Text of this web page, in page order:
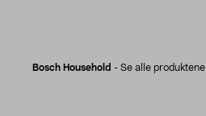
Bosch Household - Se alle produktene